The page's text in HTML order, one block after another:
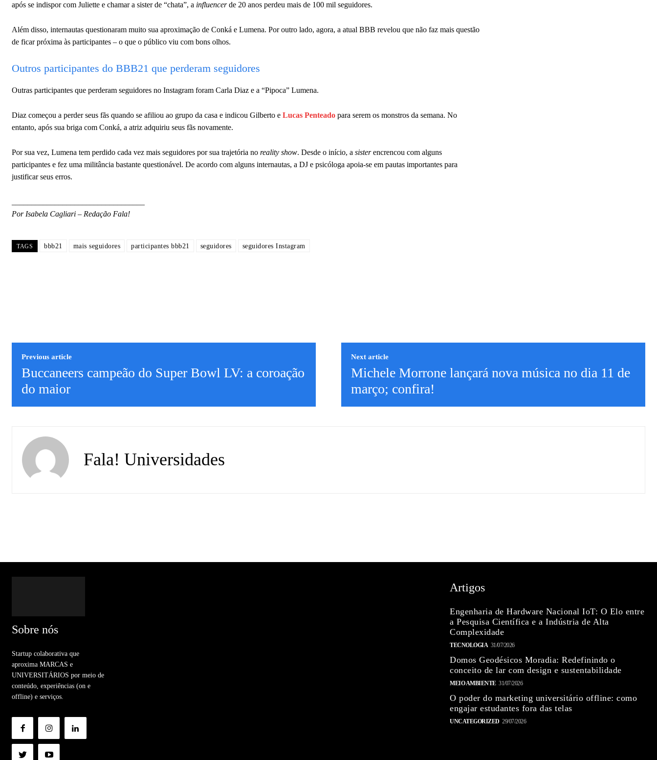
após se indispor com Juliette e chamar a sister de “chata”, a influencerde 20 anos perdeu mais de 100 mil seguidores.
Além disso, internautas questionaram muito sua aproximação de Conká e Lumena. Por outro lado, agora, a atual BBB revelou que não faz mais questão
de ficar próxima às participantes – o que o público viu com bons olhos.
Outros participantes do BBB21 que perderam seguidores
Outras participantes que perderam seguidores no Instagram foram Carla Diaz e a “Pipoca” Lumena.
Diaz começou a perder seus fãs quando se afiliou ao grupo da casa e indicou Gilberto e Lucas Penteado para serem os monstros da semana. No
entanto, após sua briga com Conká, a atriz adquiriu seus fãs novamente.
Por sua vez, Lumena tem perdido cada vez mais seguidores por sua trajetória no reality show. Desde o início, a sisterencrencou com alguns
participantes e fez uma militância bastante questionável. De acordo com alguns internautas, a DJ e psicóloga apoia-se em pautas importantes para
justificar seus erros.
Por Isabela Cagliari – Redação Fala!
TAGS bbb21 mais seguidores participantes bbb21 seguidores seguidores Instagram
Previous article
Buccaneers campeão do Super Bowl LV: a coroação
do maior
Next article
Michele Morrone lançará nova música no dia 11 de
março; confira!
Fala! Universidades
Sobre nós
Startup colaborativa que
aproxima MARCAS e
UNIVERSITÁRIOS por meio de
conteúdo, experiências (on e
offline) e serviços.
Artigos
Engenharia de Hardware Nacional IoT: O Elo entre
a Pesquisa Científica e a Indústria de Alta
Complexidade
TECNOLOGIA 31/07/2026
Domos Geodésicos Moradia: Redefinindo o
conceito de lar com design e sustentabilidade
MEIO AMBIENTE 31/07/2026
O poder do marketing universitário offline: como
engajar estudantes fora das telas
UNCATEGORIZED 29/07/2026